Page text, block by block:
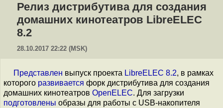
Релиз дистрибутива для создания
домашних кинотеатров LibreELEC
8.2
28.10.2017 22:22 (MSK)
Представлен выпуск проекта LibreELEC 8.2, в рамках
которого развивается форк дистрибутива для создания
домашних кинотеатров OpenELEC. Для загрузки
подготовлены образы для работы с USB-накопителя